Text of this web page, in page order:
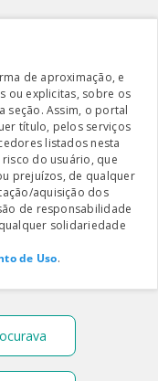
de aproximação, e
ou explicitas, sobre os
seção. Assim, o portal
título, pelos serviços
listados nesta
do usuário, que
prejuízos, de qualquer
aquisição dos
de responsabilidade
solidariedade
de Uso.